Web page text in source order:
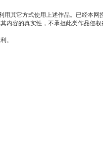
其它方式使用上述作品。已经本
容的真实性，不承担此类作品
。